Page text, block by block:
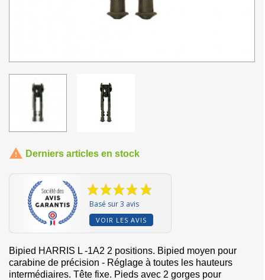
 Derniers articles en stock
Basé sur 3 avis
VOIR LES AVIS
Bipied HARRIS L -1A2 2 positions. Bipied moyen pour
carabine de précision - Réglage à toutes les hauteurs
intermédiaires. Tête fixe. Pieds avec 2 gorges pour